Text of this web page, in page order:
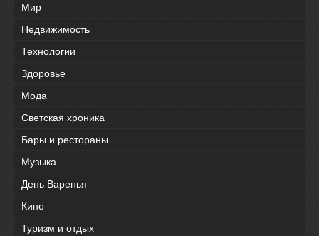
Мир
Недвижимость
Технологии
Здоровье
Мода
Светская хроника
Бары и рестораны
Музыка
День Варенья
Кино
Туризм и отдых